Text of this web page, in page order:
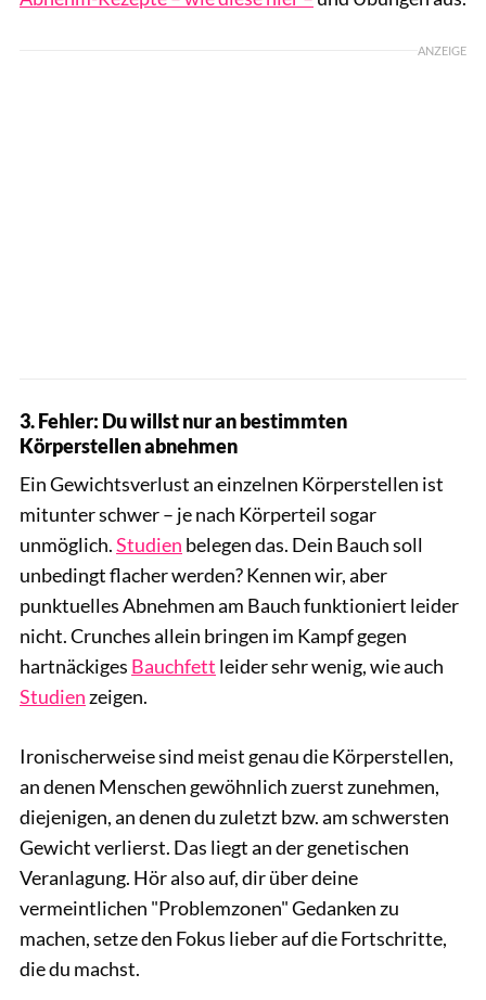
ANZEIGE
3. Fehler: Du willst nur an bestimmten
Körperstellen abnehmen
Ein Gewichtsverlust an einzelnen Körperstellen ist
mitunter schwer – je nach Körperteil sogar
unmöglich.Studien belegen das. Dein Bauch soll
unbedingt flacher werden? Kennen wir, aber
punktuelles Abnehmen am Bauch funktioniert leider
nicht. Crunches allein bringen im Kampf gegen
hartnäckiges Bauchfett leider sehr wenig, wie auch
Studienzeigen.
Ironischerweise sind meist genau die Körperstellen,
an denen Menschen gewöhnlich zuerst zunehmen,
diejenigen, an denen du zuletzt bzw. am schwersten
Gewicht verlierst. Das liegt an der genetischen
Veranlagung. Hör also auf, dir über deine
vermeintlichen "Problemzonen" Gedanken zu
machen, setze den Fokus lieber auf die Fortschritte,
die du machst.